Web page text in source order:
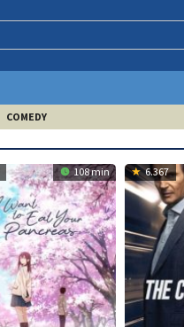
COMEDY
108 min 6.367